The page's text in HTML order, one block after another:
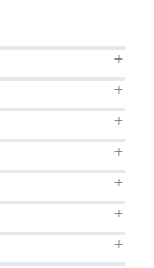
+
+
+
+
+
+
+